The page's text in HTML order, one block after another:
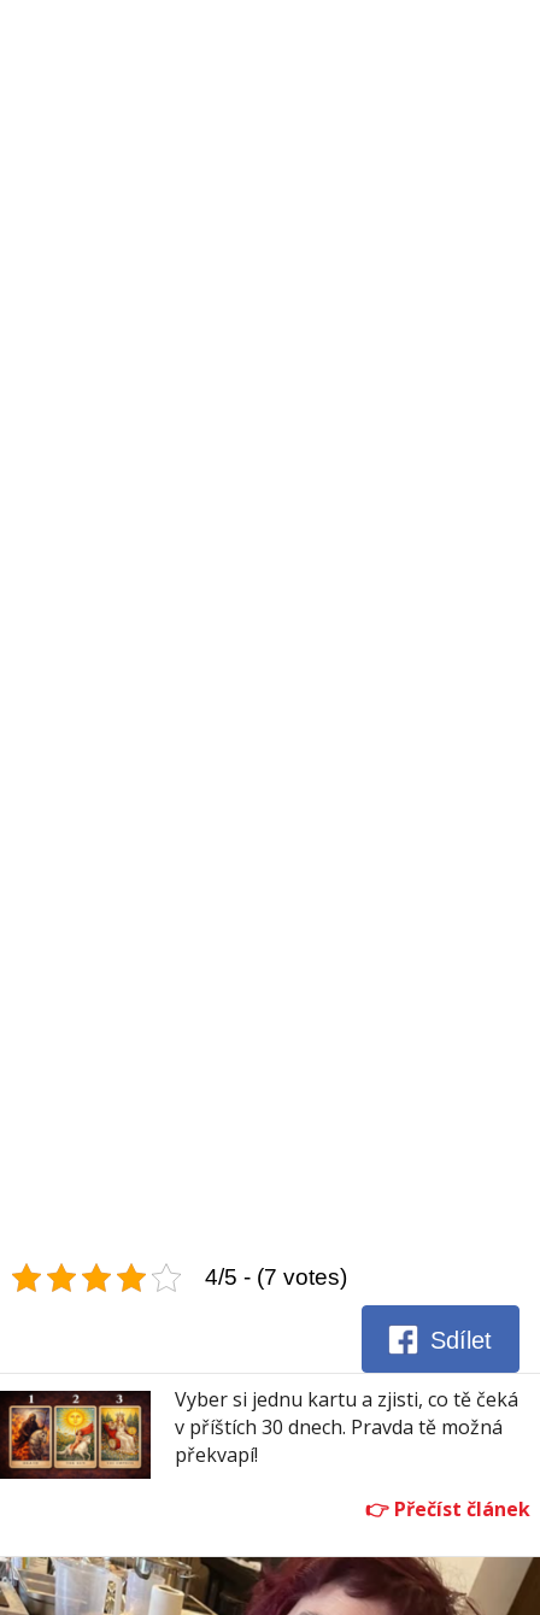
4/5 - (7 votes)
Sdílet
Vyber si jednu kartu a zjisti, co tě čeká
v příštích 30 dnech. Pravda tě možná
překvapí!